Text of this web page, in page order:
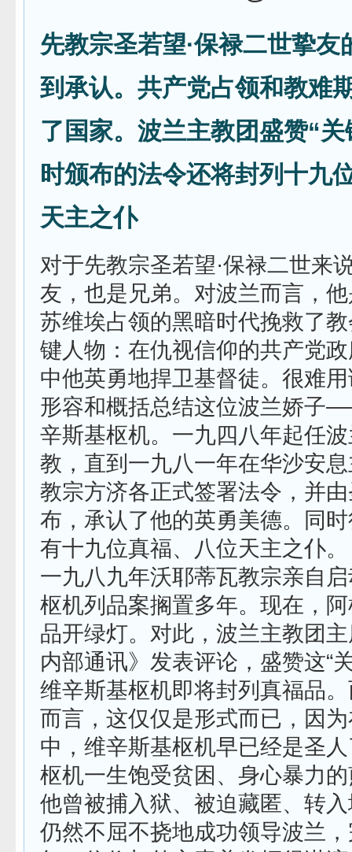
先教宗圣若望·保禄二世挚友
到承认。共产党占领和教难
了国家。波兰主教团盛赞“
时颁布的法令还将封列十九
天主之仆
对于先教宗圣若望·保禄二世来
友，也是兄弟。对波兰而言，他
苏维埃占领的黑暗时代挽救了
键人物：在仇视信仰的共产党
中他英勇地捍卫基督徒。很难
形容和概括总结这位波兰娇子
辛斯基枢机。一九四八年起任
教，直到一九八一年在华沙安
教宗方济各正式签署法令，并
布，承认了他的英勇美德。同
有十九位真福、八位天主之仆。
一九八九年沃耶蒂瓦教宗亲自
枢机列品案搁置多年。现在，
品开绿灯。对此，波兰主教团
内部通讯》发表评论，盛赞这“
维辛斯基枢机即将封列真福品
而言，这仅仅是形式而已，因
中，维辛斯基枢机早已经是圣
枢机一生饱受贫困、身心暴力
他曾被捕入狱、被迫藏匿、转
仍然不屈不挠地成功领导波兰